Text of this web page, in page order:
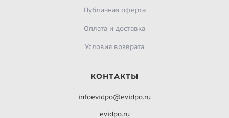
Публичная оферта
Оплата и доставка
Условия возврата
КОНТАКТЫ
infoevidpo@evidpo.ru
evidpo.ru